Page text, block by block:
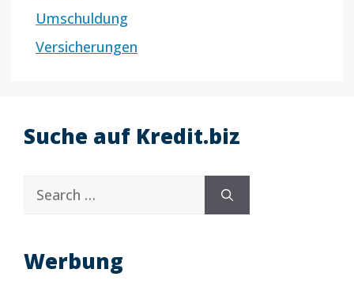
Umschuldung
Versicherungen
Suche auf Kredit.biz
for:
Werbung